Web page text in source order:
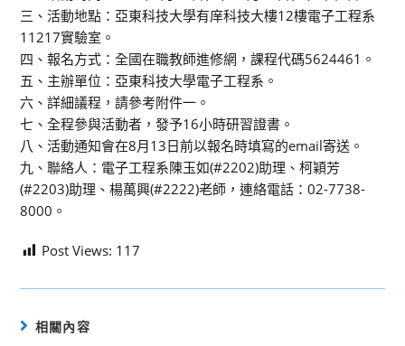
三、活動地點：亞東科技大學有庠科技大樓12樓電子工程系
11217實驗室。
四、報名方式：全國在職教師進修網，課程代碼5624461。
五、主辦單位：亞東科技大學電子工程系。
六、詳細議程，請參考附件一。
七、全程參與活動者，發予16小時研習證書。
八、活動通知會在8月13日前以報名時填寫的email寄送。
九、聯絡人：電子工程系陳玉如(#2202)助理、柯穎芳
(#2203)助理、楊萬興(#2222)老師，連絡電話：02-7738-
8000。
Post Views: 117
相關內容